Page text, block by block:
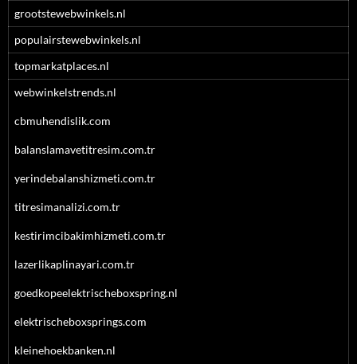
grootstewebwinkels.nl
populairstewebwinkels.nl
topmarkatplaces.nl
webwinkelstrends.nl
cbmuhendislik.com
balanslamavetitresim.com.tr
yerindebalanshizmeti.com.tr
titresimanalizi.com.tr
kestirimcibakimhizmeti.com.tr
lazerlikaplinayari.com.tr
goedkopeelektrischeboxspring.nl
elektrischeboxsprings.com
kleinehoekbanken.nl